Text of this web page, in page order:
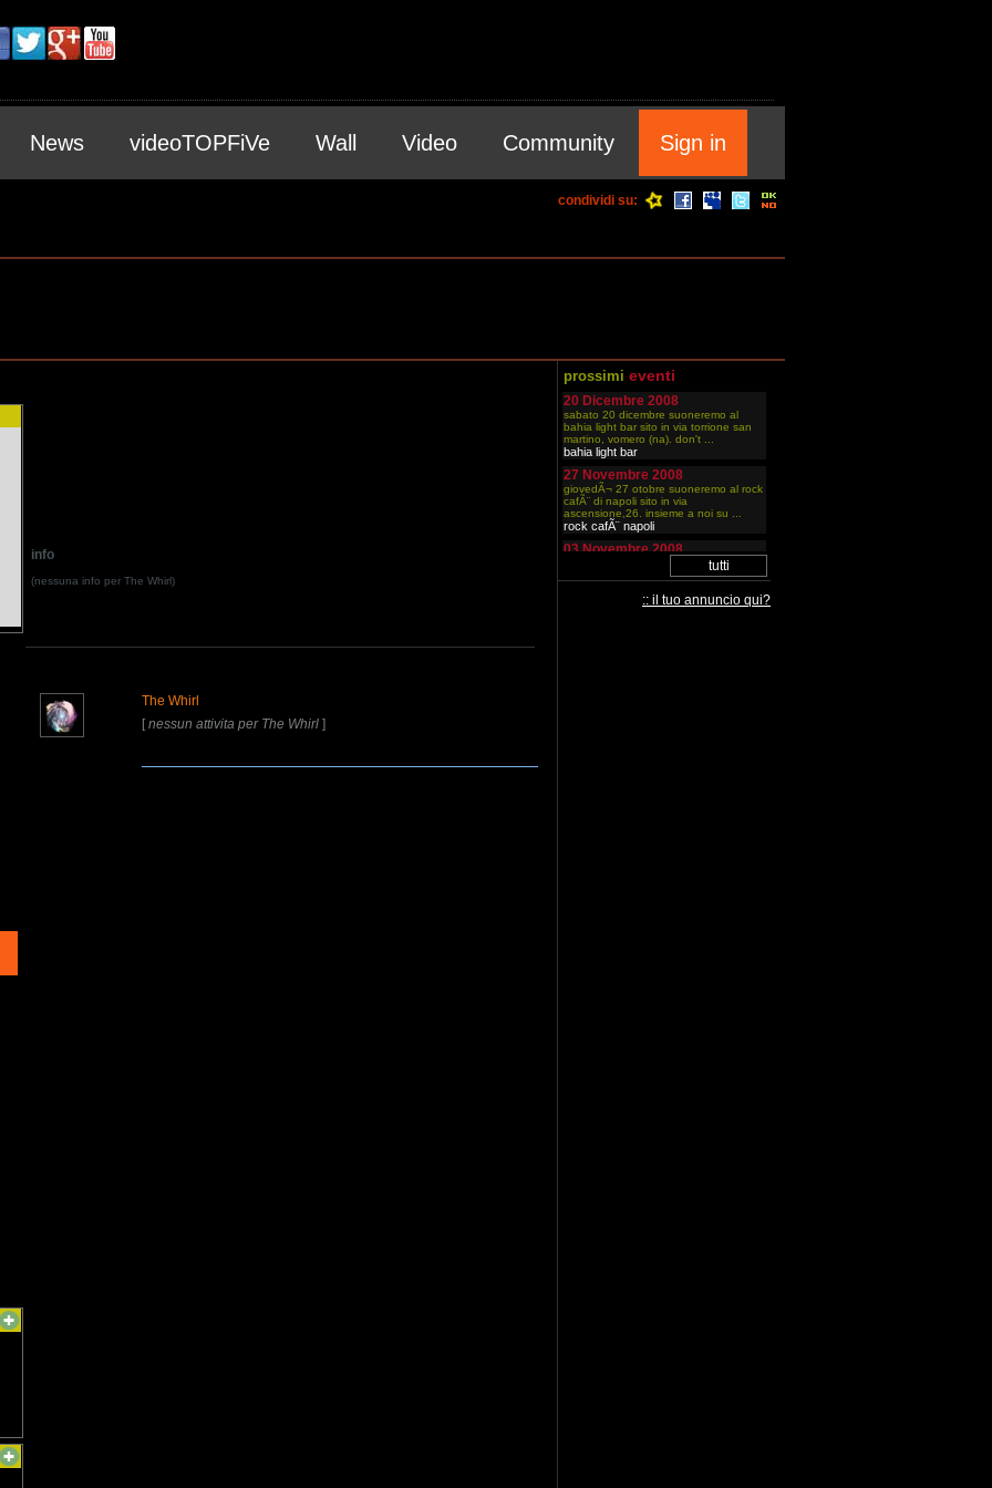
News videoTOPFiVe Wall Video Community Sign in
condividi su:
info
(nessuna info per The Whirl)
The Whirl
[ nessun attivita per The Whirl ]
prossimi eventi
20 Dicembre 2008
sabato 20 dicembre suoneremo al
bahia light bar sito in via torrione san
martino, vomero (na). don't ...
bahia light bar
27 Novembre 2008
giovedÃ¬ 27 otobre suoneremo al rock
cafÃ¨ di napoli sito in via
ascensione,26. insieme a noi su ...
rock cafÃ¨ napoli
03 Novembre 2008
lunedi 3 novembre alle ore 19:15
saremo ospiti del programma
:: il tuo annuncio qui?